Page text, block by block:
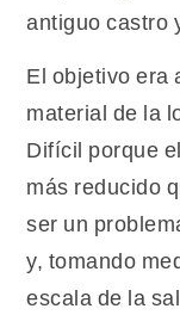
antiguo castro
El objetivo era
material de la
Difícil porque
más reducido
ser un
y, tomando
escala de la